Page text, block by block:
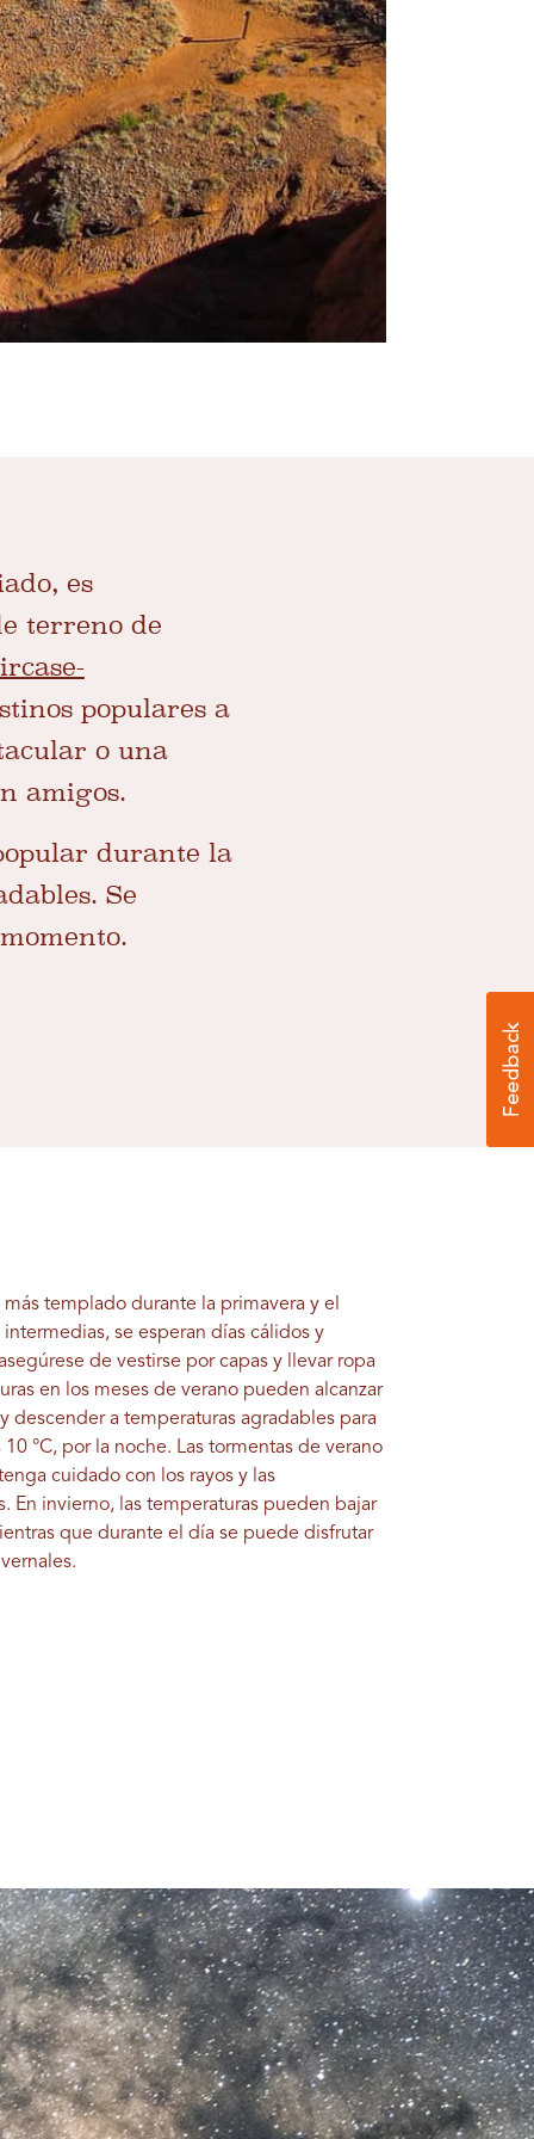
es
terreno de
populares a
o una
amigos.
durante la
Se
templado durante la primavera y el
se esperan días cálidos y
de vestirse por capas y llevar ropa
en los meses de verano pueden alcanzar
descender a temperaturas agradables para
°C, por la noche. Las tormentas de verano
cuidado con los rayos y las
En invierno, las temperaturas pueden bajar
que durante el día se puede disfrutar